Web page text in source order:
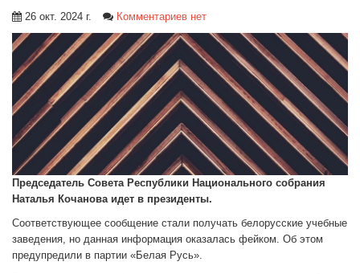
26 окт. 2024 г. Комментариев нет
Председатель Совета Республики Национального собрания
Наталья Кочанова идет в президенты.
Соответствующее сообщение стали получать белорусские учебные
заведения, но данная информация оказалась фейком. Об этом
предупредили в партии «Белая Русь».